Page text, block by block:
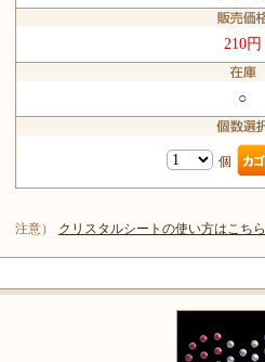
210円
○
個
注意） クリスタルシートの使い方はこちら